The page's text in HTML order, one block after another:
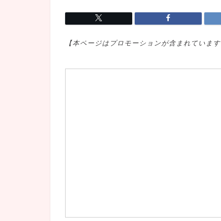
【本ページはプロモ ーションが含まれていま